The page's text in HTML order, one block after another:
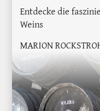
Entdecke die
Weins
MARION